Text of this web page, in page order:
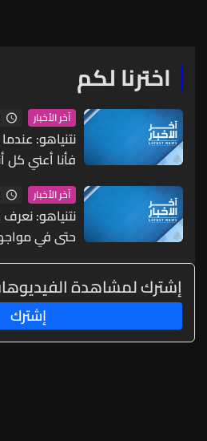
اخترنا لكم
آخر الأخبار
نتنياهو:
فأنا أعني كل
والخفيفة
آخر الأخبار
نتنياهو:
حتى في
عندما يكون
إشترك لمشاهدة
إشترك